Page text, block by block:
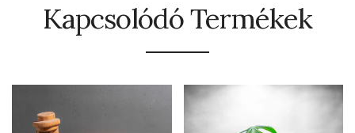
Kapcsolódó Termékek